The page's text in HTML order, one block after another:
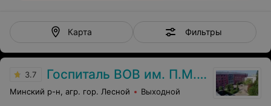
Карта Фильтры
3.7 Госпиталь ВОВ им. П.М. Машерова
Минский р-н, агр. гор. Лесной Выходной